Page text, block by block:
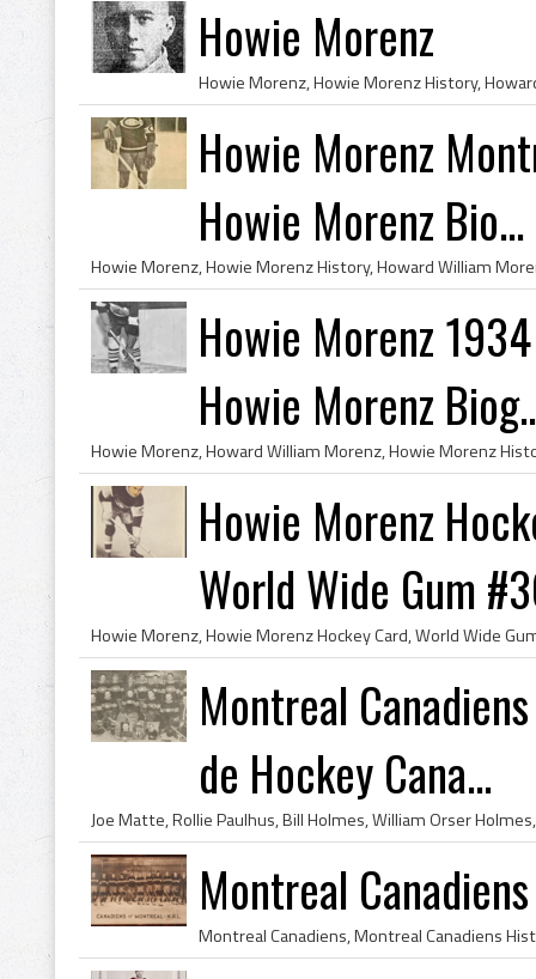
Howie Morenz
Howie Morenz
Howie Morenz Bio...
Howie Morenz
Howie Morenz
Howie Morenz
World Wide Gum
Montreal
de Hockey Cana...
Montreal